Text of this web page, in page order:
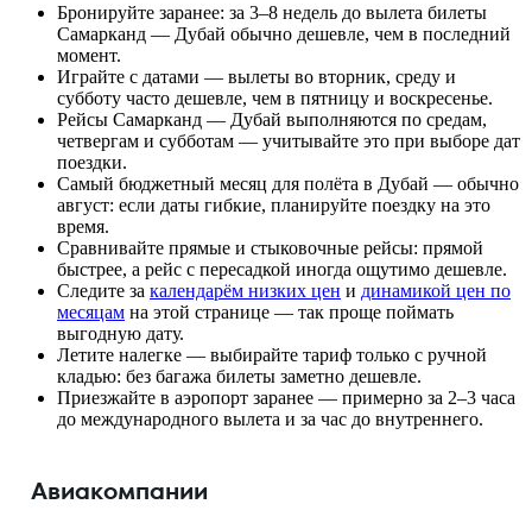
Бронируйте заранее: за 3–8 недель до вылета билеты
Самарканд — Дубай обычно дешевле, чем в последний
момент.
Играйте с датами — вылеты во вторник, среду и
субботу часто дешевле, чем в пятницу и воскресенье.
Рейсы Самарканд — Дубай выполняются по средам,
четвергам и субботам — учитывайте это при выборе дат
поездки.
Самый бюджетный месяц для полёта в Дубай — обычно
август: если даты гибкие, планируйте поездку на это
время.
Сравнивайте прямые и стыковочные рейсы: прямой
быстрее, а рейс с пересадкой иногда ощутимо дешевле.
Следите за календарём низких цен и динамикой цен по
месяцам на этой странице — так проще поймать
выгодную дату.
Летите налегке — выбирайте тариф только с ручной
кладью: без багажа билеты заметно дешевле.
Приезжайте в аэропорт заранее — примерно за 2–3 часа
до международного вылета и за час до внутреннего.
Авиакомпании